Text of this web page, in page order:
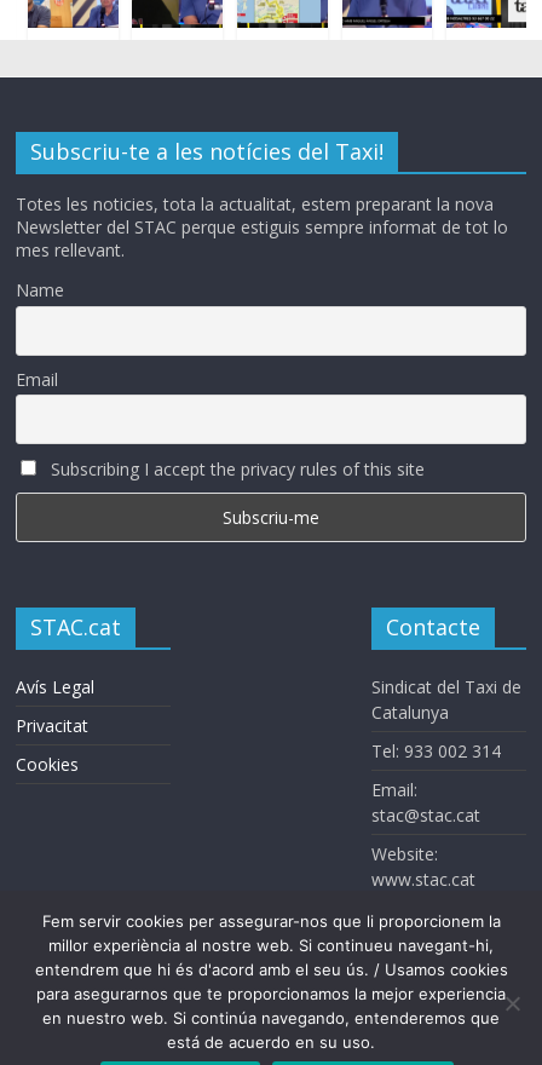
Subscriu-te a les notícies del Taxi!
Totes les noticies, tota la actualitat, estem preparant la nova
Newsletter del STAC perque estiguis sempre informat de tot lo
mes rellevant.
Name
Email
Subscribing I accept the privacy rules of this site
STAC.cat
Avís Legal
Privacitat
Cookies
Contacte
Sindicat del Taxi de
Catalunya
Tel: 933 002 314
Email:
stac@stac.cat
Website:
www.stac.cat
Sindicat del Taxi de Catalunya. Todos los derechos reservados
Fem servir cookies per assegurar-nos que li proporcionem la
millor experiència al nostre web. Si continueu navegant-hi,
entendrem que hi és d'acord amb el seu ús. / Usamos cookies
para asegurarnos que te proporcionamos la mejor experiencia
en nuestro web. Si continúa navegando, entenderemos que
está de acuerdo en su uso.